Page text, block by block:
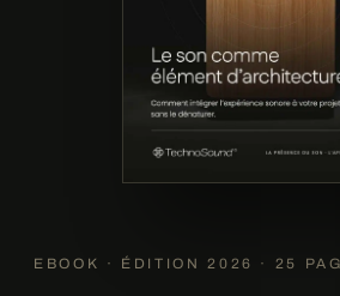
EBOOK · ÉDITION 2026 · 25